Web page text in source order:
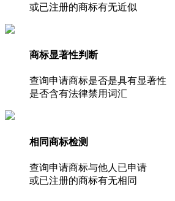
或已注册的商标有无近似
商标显著性判断
查询申请商标是否是具有显著性
是否含有法律禁用词汇
相同商标检测
查询申请商标与他人已申请
或已注册的商标有无相同